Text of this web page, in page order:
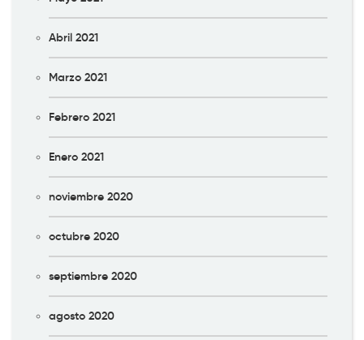
Abril 2021
Marzo 2021
Febrero 2021
Enero 2021
noviembre 2020
octubre 2020
septiembre 2020
agosto 2020